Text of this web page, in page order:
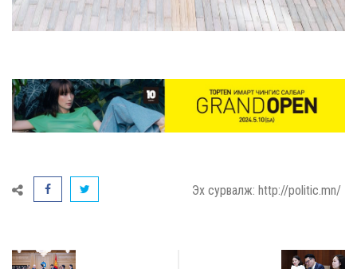
Эх сурвалж: http://politic.mn/